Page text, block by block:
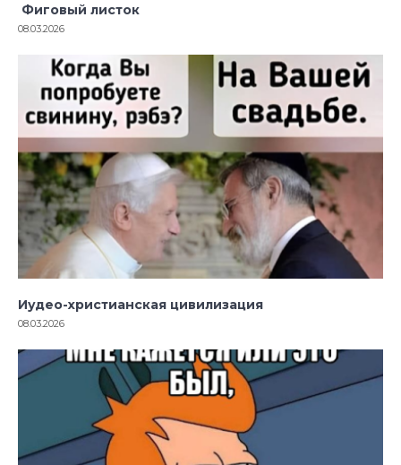
Фиговый листок
08.03.2026
Иудео-христианская цивилизация
08.03.2026